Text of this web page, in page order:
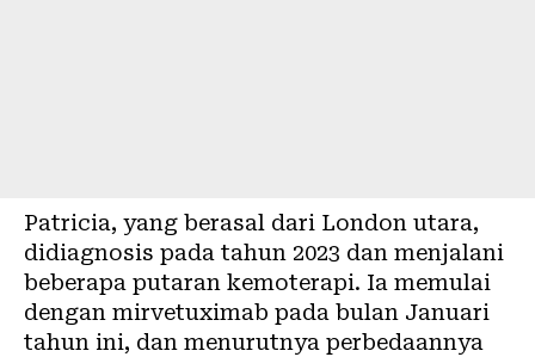
Patricia, yang berasal dari London utara,
didiagnosis pada tahun 2023 dan menjalani
beberapa putaran kemoterapi. Ia memulai
dengan mirvetuximab pada bulan Januari
tahun ini, dan menurutnya perbedaannya